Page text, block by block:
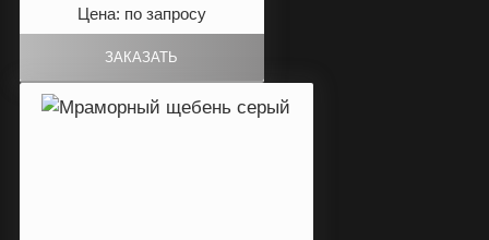
Цена: по запросу